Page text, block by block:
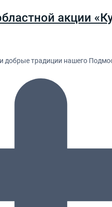
акции
добрые традиции нашего